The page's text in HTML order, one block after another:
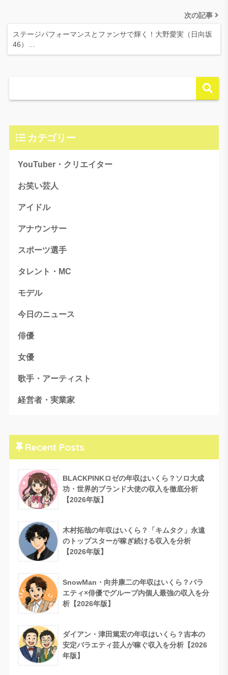
次の記事
ステージパフォーマンスとファンサで輝く！大野愛実（日向坂
46）…
カテゴリー
YouTuber・クリエイター
お笑い芸人
アイドル
アナウンサー
スポーツ選手
タレント・MC
モデル
今日のニュース
俳優
女優
歌手・アーティスト
経営者・実業家
Recent Posts
BLACKPINKロゼの年収はいくら？ソロ大成
功・世界的ブランド大使の収入を徹底分析
【2026年版】
木村拓哉の年収はいくら？「キムタク」永遠
のトップスターが稼ぎ続ける収入を分析
【2026年版】
SnowMan・向井康二の年収はいくら？バラ
エティ×俳優でグループ内個人最強の収入を分
析【2026年版】
ダイアン・津田篤宏の年収はいくら？吉本の
安定バラエティ芸人が稼ぐ収入を分析【2026
年版】